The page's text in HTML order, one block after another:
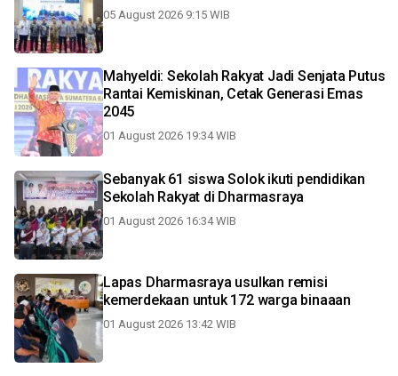
05 August 2026 9:15 WIB
Mahyeldi: Sekolah Rakyat Jadi Senjata Putus
Rantai Kemiskinan, Cetak Generasi Emas
2045
01 August 2026 19:34 WIB
Sebanyak 61 siswa Solok ikuti pendidikan
Sekolah Rakyat di Dharmasraya
01 August 2026 16:34 WIB
Lapas Dharmasraya usulkan remisi
kemerdekaan untuk 172 warga binaaan
01 August 2026 13:42 WIB